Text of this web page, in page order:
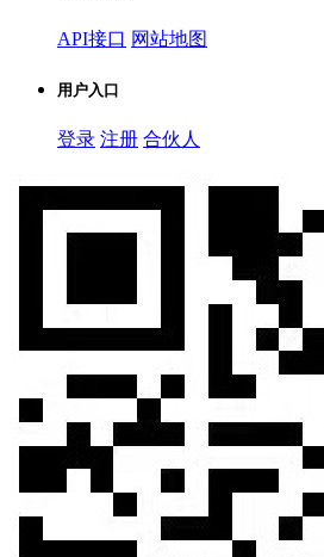
API接口 网站地图
用户入口
登录 注册 合伙人